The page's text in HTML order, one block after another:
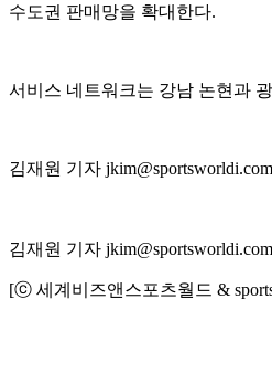
수도권 판매망을 확대한다.
서비스 네트워크는 강남 논현과
김재원 기자 jkim@sportsworldi.com
김재원 기자 jkim@sportsworldi.com
[ⓒ 세계비즈앤스포츠월드 &